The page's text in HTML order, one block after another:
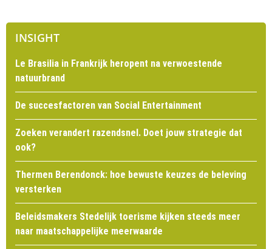
INSIGHT
Le Brasilia in Frankrijk heropent na verwoestende
natuurbrand
De succesfactoren van Social Entertainment
Zoeken verandert razendsnel. Doet jouw strategie dat
ook?
Thermen Berendonck: hoe bewuste keuzes de beleving
versterken
Beleidsmakers Stedelijk toerisme kijken steeds meer
naar maatschappelijke meerwaarde